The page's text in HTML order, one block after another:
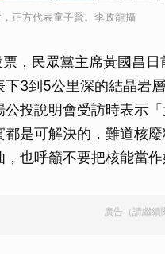
正方代表童子賢。李政龍攝
，民眾黨主席黃國昌
下3到5公里深的結晶岩
公投說明會受訪時表示
是可解決的，難道核
也呼籲不要把核能當作
廣告（請繼續